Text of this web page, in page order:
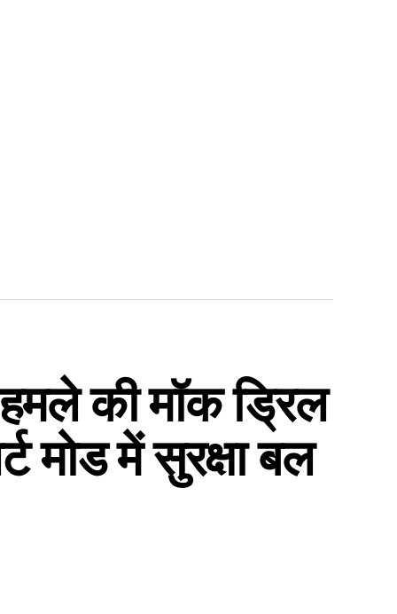
की मॉक ड्रिल
मोड में सुरक्षा बल